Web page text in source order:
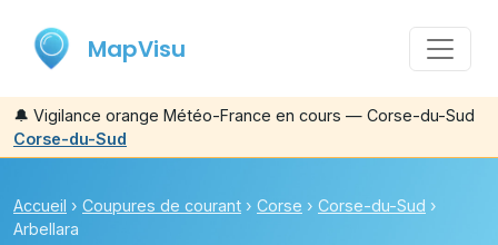
MapVisu
🔔 Vigilance orange Météo-France en cours — Corse-du-Sud
Corse-du-Sud
Accueil › Coupures de courant › Corse › Corse-du-Sud ›
Arbellara